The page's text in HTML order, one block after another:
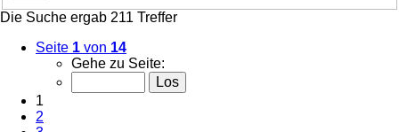
Die Suche ergab 211 Treffer
Seite 1 von 14
Gehe zu Seite:
1
2